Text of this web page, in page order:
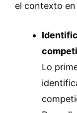
el contexto en
Lo